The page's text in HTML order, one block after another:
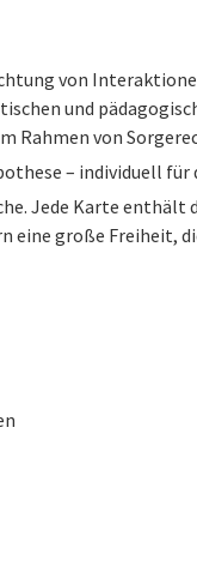
von
und
Rahmen von
– individuell für
Jede Karte enthält
große Freiheit,